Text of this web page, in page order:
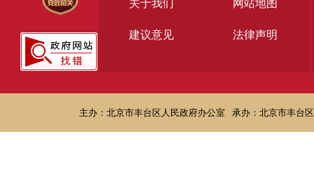
关于我们 网站地图
建议意见 法律声明
主办：北京市丰台区人民政府办公室 承办：北京市丰台